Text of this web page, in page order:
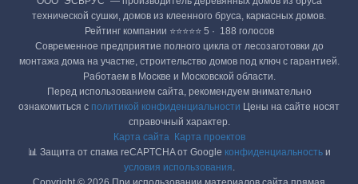
технической сушки, домов из клеенного бруса, каркасных домов.
Рейтинг компании ⭐⭐⭐⭐⭐ 5 · ‎ 188 голосов
Современное предприятие полного цикла от лесозаготовки до
монтажа дома на участке, строительство домов под ключ с гарантией.
Работаем в Москве и Московской области.
Перед использованием сайта, рекомендуем внимательно
ознакомиться с политикой конфиденциальности Цены на сайте носят
справочный характер.
Карта сайта
Карта проектов
📊 Защита от спама reCAPTCHA от Google конфиденциальностьи
условия использования.